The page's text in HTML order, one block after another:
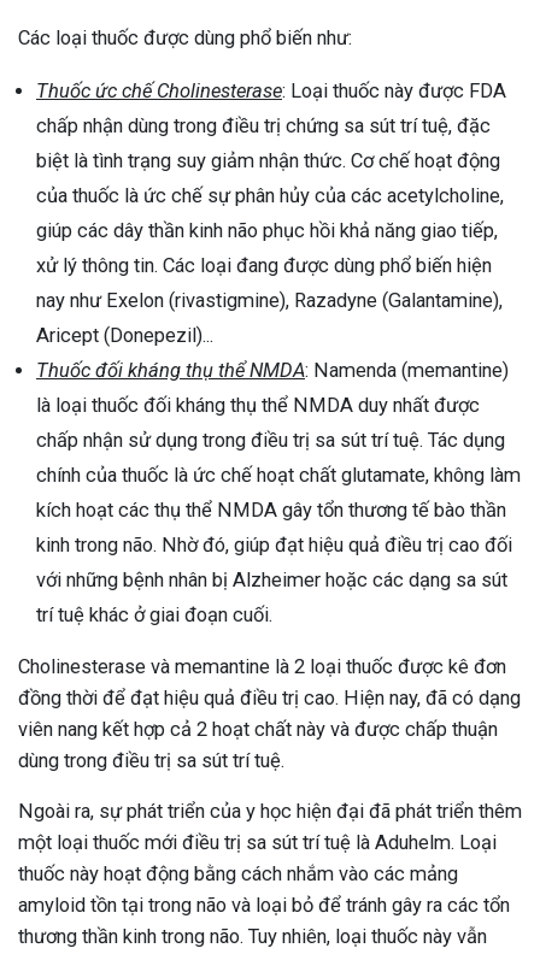
Các loại thuốc được dùng phổ biến như:
Thuốc ức chế Cholinesterase: Loại thuốc này được FDA
chấp nhận dùng trong điều trị chứng sa sút trí tuệ, đặc
biệt là tình trạng suy giảm nhận thức. Cơ chế hoạt động
của thuốc là ức chế sự phân hủy của các acetylcholine,
giúp các dây thần kinh não phục hồi khả năng giao tiếp,
xử lý thông tin. Các loại đang được dùng phổ biến hiện
nay như Exelon (rivastigmine), Razadyne (Galantamine),
Aricept (Donepezil)...
Thuốc đối kháng thụ thể NMDA: Namenda (memantine)
là loại thuốc đối kháng thụ thể NMDA duy nhất được
chấp nhận sử dụng trong điều trị sa sút trí tuệ. Tác dụng
chính của thuốc là ức chế hoạt chất glutamate, không làm
kích hoạt các thụ thể NMDA gây tổn thương tế bào thần
kinh trong não. Nhờ đó, giúp đạt hiệu quả điều trị cao đối
với những bệnh nhân bị Alzheimer hoặc các dạng sa sút
trí tuệ khác ở giai đoạn cuối.
Cholinesterase và memantine là 2 loại thuốc được kê đơn
đồng thời để đạt hiệu quả điều trị cao. Hiện nay, đã có dạng
viên nang kết hợp cả 2 hoạt chất này và được chấp thuận
dùng trong điều trị sa sút trí tuệ.
Ngoài ra, sự phát triển của y học hiện đại đã phát triển thêm
một loại thuốc mới điều trị sa sút trí tuệ là Aduhelm. Loại
thuốc này hoạt động bằng cách nhắm vào các mảng
amyloid tồn tại trong não và loại bỏ để tránh gây ra các tổn
thương thần kinh trong não. Tuy nhiên, loại thuốc này vẫn